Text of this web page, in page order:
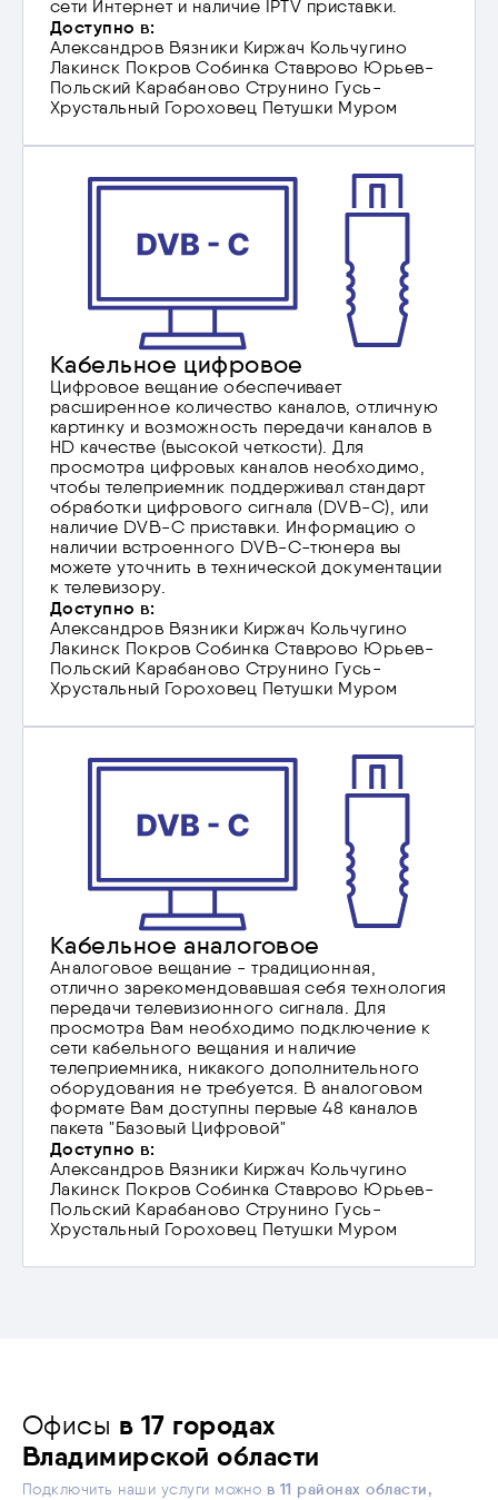
сети Интернет и наличие IPTV приставки.
Доступно в:
Александров Вязники Киржач Кольчугино
Лакинск Покров Собинка Ставрово Юрьев-
Польский Карабаново Струнино Гусь-
Хрустальный Гороховец Петушки Муром
Кабельное цифровое
Цифровое вещание обеспечивает
расширенное количество каналов, отличную
картинку и возможность передачи каналов в
HD качестве (высокой четкости). Для
просмотра цифровых каналов необходимо,
чтобы телеприемник поддерживал стандарт
обработки цифрового сигнала (DVB-C), или
наличие DVB-C приставки. Информацию о
наличии встроенного DVB-C-тюнера вы
можете уточнить в технической документации
к телевизору.
Доступно в:
Александров Вязники Киржач Кольчугино
Лакинск Покров Собинка Ставрово Юрьев-
Польский Карабаново Струнино Гусь-
Хрустальный Гороховец Петушки Муром
Кабельное аналоговое
Аналоговое вещание - традиционная,
отлично зарекомендовавшая себя технология
передачи телевизионного сигнала. Для
просмотра Вам необходимо подключение к
сети кабельного вещания и наличие
телеприемника, никакого дополнительного
оборудования не требуется. В аналоговом
формате Вам доступны первые 48 каналов
пакета "Базовый Цифровой"
Доступно в:
Александров Вязники Киржач Кольчугино
Лакинск Покров Собинка Ставрово Юрьев-
Польский Карабаново Струнино Гусь-
Хрустальный Гороховец Петушки Муром
Офисы в 17 городах
Владимирской области
Подключить наши услуги можно в 11 районах области,